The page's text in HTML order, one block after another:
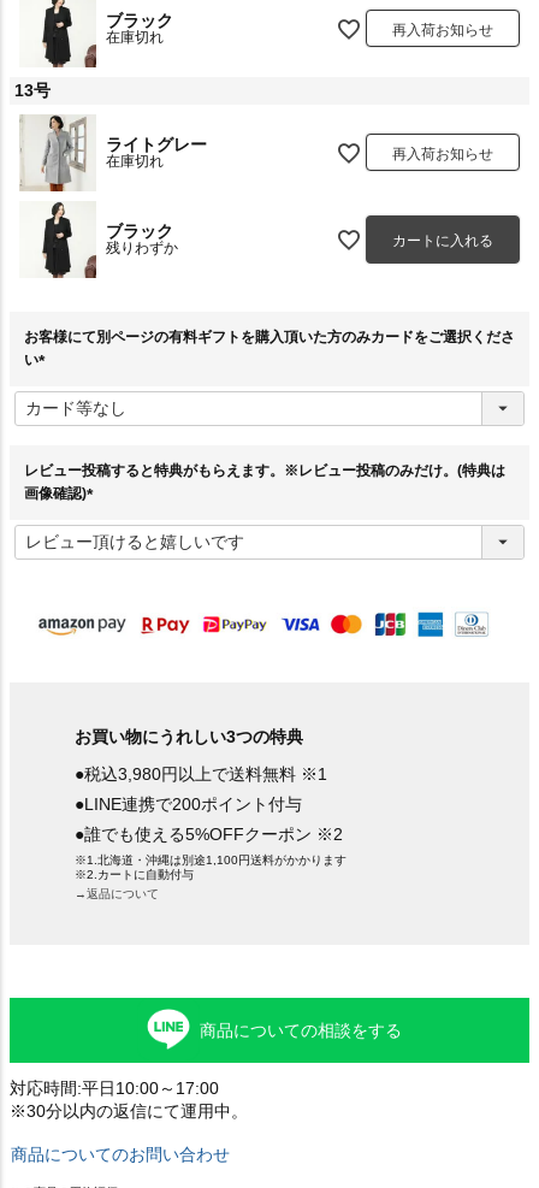
ブラック
在庫切れ 再入荷お知らせ
13号
ライトグレー
在庫切れ 再入荷お知らせ
ブラック
残りわずか カートに入れる
お客様にて別ページの有料ギフトを購入頂いた方のみカードをご選択くださ
い
必
須
レビュー投稿すると特典がもらえます。※レビュー投稿のみだけ。(特典は
画像確認)
必
須
お買い物にうれしい3つの特典
●税込3,980円以上で送料無料 ※1
●LINE連携で200ポイント付与
●誰でも使える5%OFFクーポン ※2
※1.北海道・沖縄は別途1,100円送料がかかります
※2.カートに自動付与
→返品について
商品についての相談をする
対応時間:平日10:00～17:00
※30分以内の返信にて運用中。
商品についてのお問い合わせ